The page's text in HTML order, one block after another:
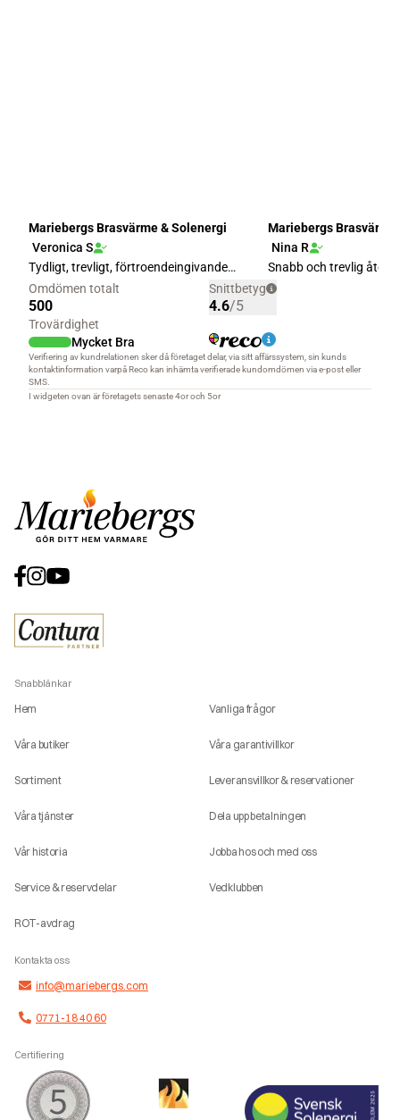
Snabblänkar
Hem
Våra butiker
Sortiment
Våra tjänster
Vår historia
Service & reservdelar
ROT-avdrag
Vanliga frågor
Våra garantivillkor
Leveransvillkor & reservationer
Dela upp betalningen
Jobba hos och med oss
Vedklubben
Kontakta oss
info@mariebergs.com
0771-18 40 60
Certifiering